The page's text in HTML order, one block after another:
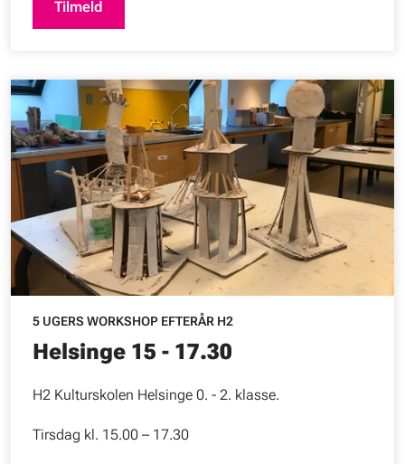
Tilmeld
5 UGERS WORKSHOP EFTERÅR H2
Helsinge 15 - 17.30
H2 Kulturskolen Helsinge 0. - 2. klasse.
Tirsdag kl. 15.00 – 17.30